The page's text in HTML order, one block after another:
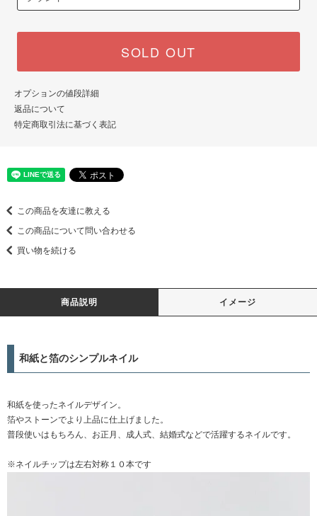
SOLD OUT
オプションの値段詳細
返品について
特定商取引法に基づく表記
この商品を友達に教える
この商品について問い合わせる
買い物を続ける
商品説明 イメージ
和紙と箔のシンプルネイル
和紙を使ったネイルデザイン。
箔やストーンでより上品に仕上げました。
普段使いはもちろん、お正月、成人式、結婚式などで活躍するネイルです。
※ネイルチップは左右対称１０本です